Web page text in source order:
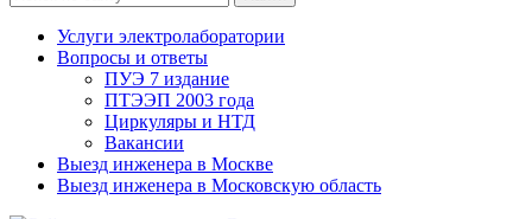
Услуги электролаборатории
Вопросы и ответы
ПУЭ 7 издание
ПТЭЭП 2003 года
Циркуляры и НТД
Вакансии
Выезд инженера в Москве
Выезд инженера в Московскую область